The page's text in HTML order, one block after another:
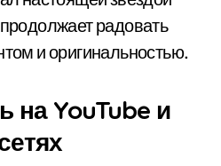
радовать
и оригинальностью.
на YouTube и